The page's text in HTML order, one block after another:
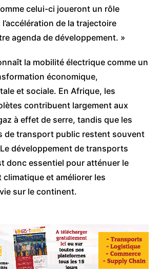
celui-ci joueront un rôle
de la trajectoire
agenda de développement. »
la mobilité électrique comme un
économique,
et sociale. En Afrique, les
contribuent largement aux
à effet de serre, tandis que les
de transport public restent souvent
développement de transports
donc essentiel pour atténuer le
et améliorer les
sur le continent.